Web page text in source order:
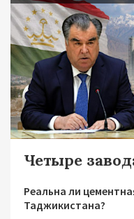
Четыре
Реальна ли
Таджикистана?